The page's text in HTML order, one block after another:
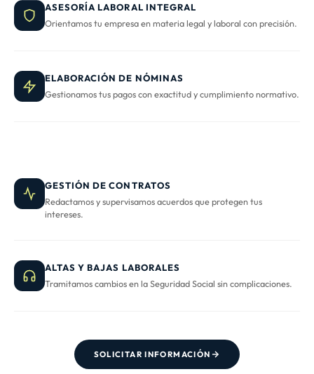
ASESORÍA LABORAL INTEGRAL
Orientamos tu empresa en materia legal y laboral con precisión.
ELABORACIÓN DE NÓMINAS
Gestionamos tus pagos con exactitud y cumplimiento normativo.
GESTIÓN DE CONTRATOS
Redactamos y supervisamos acuerdos que protegen tus
intereses.
ALTAS Y BAJAS LABORALES
Tramitamos cambios en la Seguridad Social sin complicaciones.
SOLICITAR INFORMACIÓN